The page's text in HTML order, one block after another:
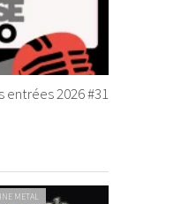
entrées 2026 #31
METAL